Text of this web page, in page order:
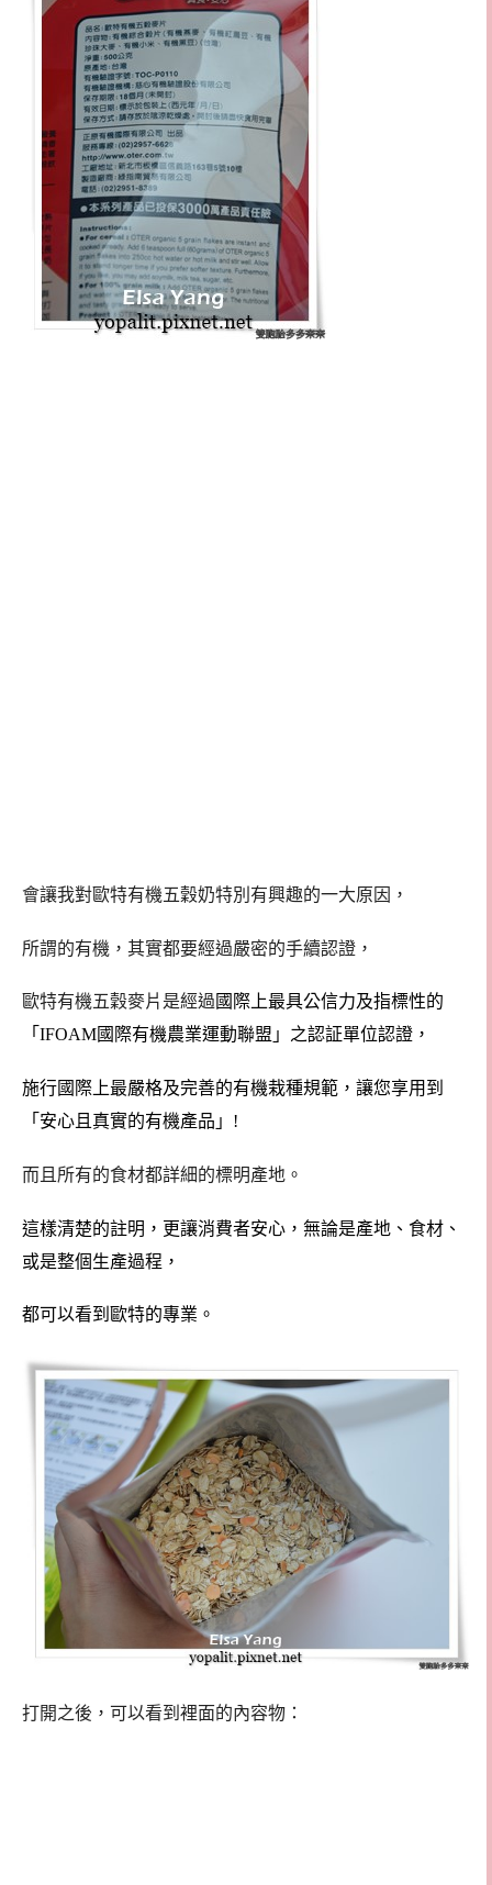
會讓我對歐特有機五穀奶特別有興趣的一大原因，
所謂的有機，其實都要經過嚴密的手續認證，
歐特有機五穀麥片是經過國際上最具公信力及指標性的
「IFOAM國際有機農業運動聯盟」之認証單位認證，
施行國際上最嚴格及完善的有機栽種規範，讓您享用到
「安心且真實的有機產品」!
而且所有的食材都詳細的標明產地。
這樣清楚的註明，更讓消費者安心，無論是產地、食材、
或是整個生產過程 ，
都可以看到歐特的專業。
打開之後，可以看到裡面的內容物：